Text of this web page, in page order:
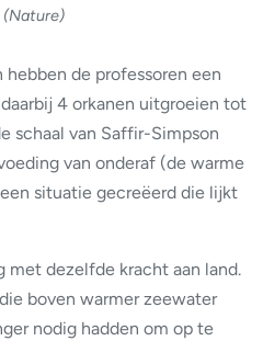
(Nature)
de professoren een
4 orkanen uitgroeien tot
schaal van Saffir-Simpson
van onderaf (de warme
situatie gecreëerd die lijkt
met dezelfde kracht aan land.
boven warmer zeewater
nodig hadden om op te